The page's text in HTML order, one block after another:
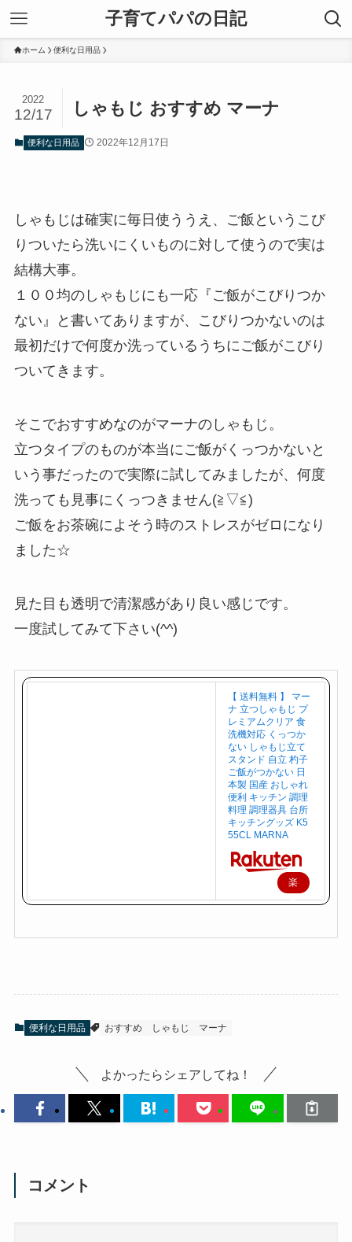
子育てパパの日記
ホーム 便利な日用品
しゃもじ おすすめ マーナ
2022
12/17
便利な日用品 2022年12月17日
しゃもじは確実に毎日使ううえ、ご飯というこび
りついたら洗いにくいものに対して使うので実は
結構大事。
１００均のしゃもじにも一応『ご飯がこびりつか
ない』と書いてありますが、こびりつかないのは
最初だけで何度か洗っているうちにご飯がこびり
ついてきます。
そこでおすすめなのがマーナのしゃもじ。
立つタイプのものが本当にご飯がくっつかないと
いう事だったので実際に試してみましたが、何度
洗っても見事にくっつきません(≧▽≦)
ご飯をお茶碗によそう時のストレスがゼロになり
ました☆
見た目も透明で清潔感があり良い感じです。
一度試してみて下さい(^^)
【 送料無料 】 マー
ナ 立つしゃもじ プ
レミアムクリア 食
洗機対応 くっつか
ない しゃもじ立て
スタンド 自立 杓子
ご飯がつかない 日
本製 国産 おしゃれ
便利 キッチン 調理
料理 調理器具 台所
キッチングッズ K5
55CL MARNA
楽
天
便利な日用品 おすすめ しゃもじ マーナ
よかったらシェアしてね！
コメント